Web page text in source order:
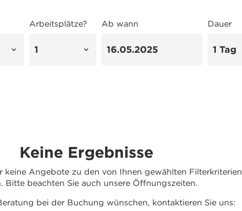
Arbeitsplätze? Ab wann Dauer
Keine Ergebnisse
keine Angebote zu den von Ihnen gewählten Filterkriterien
Bitte beachten Sie auch unsere Öffnungszeiten.
bei der Buchung wünschen, kontaktieren Sie uns: